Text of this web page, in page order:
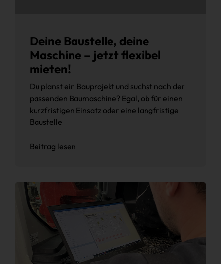
Deine Baustelle, deine
Maschine – jetzt flexibel
mieten!
Du planst ein Bauprojekt und suchst nach der
passenden Baumaschine? Egal, ob für einen
kurzfristigen Einsatz oder eine langfristige
Baustelle
Beitrag lesen